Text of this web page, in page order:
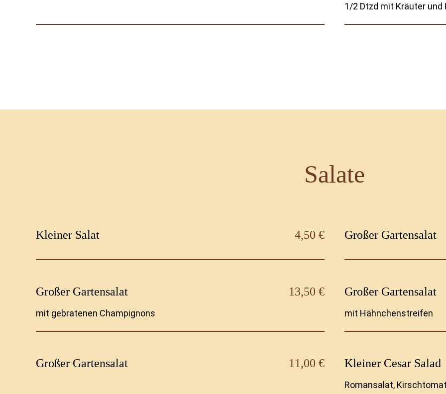
1/2 Dtzd mit Kräuter
Salate
Kleiner Salat 4,50 € Großer Gartensalat
Großer Gartensalat
mit gebratenen Champignons
13,50 € Großer Gartensalat
mit Hähnchenstreifen
Großer Gartensalat 11,00 € Kleiner Cesar Salad
Romansalat,